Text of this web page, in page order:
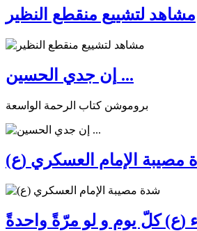
مشاهد لتشييع منقطع النظير
إن جدي الحسين ...
بروموشن كتاب الرحمة الواسعة
مصيبة الإمام العسكري (ع)
(ع) كلّ يوم و لو مرّةً واحدةً